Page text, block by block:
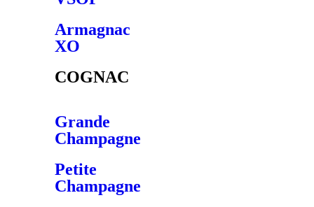
Armagnac
XO
COGNAC
Grande
Champagne
Petite
Champagne